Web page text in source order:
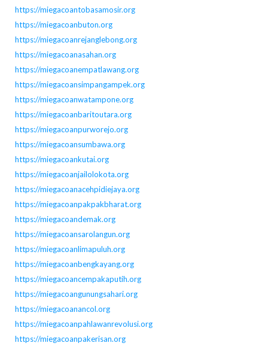
https://miegacoantobasamosir.org
https://miegacoanbuton.org
https://miegacoanrejanglebong.org
https://miegacoanasahan.org
https://miegacoanempatlawang.org
https://miegacoansimpangampek.org
https://miegacoanwatampone.org
https://miegacoanbaritoutara.org
https://miegacoanpurworejo.org
https://miegacoansumbawa.org
https://miegacoankutai.org
https://miegacoanjailolokota.org
https://miegacoanacehpidiejaya.org
https://miegacoanpakpakbharat.org
https://miegacoandemak.org
https://miegacoansarolangun.org
https://miegacoanlimapuluh.org
https://miegacoanbengkayang.org
https://miegacoancempakaputih.org
https://miegacoangunungsahari.org
https://miegacoanancol.org
https://miegacoanpahlawanrevolusi.org
https://miegacoanpakerisan.org